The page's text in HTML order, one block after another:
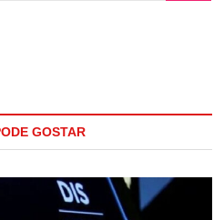
GOSTAR